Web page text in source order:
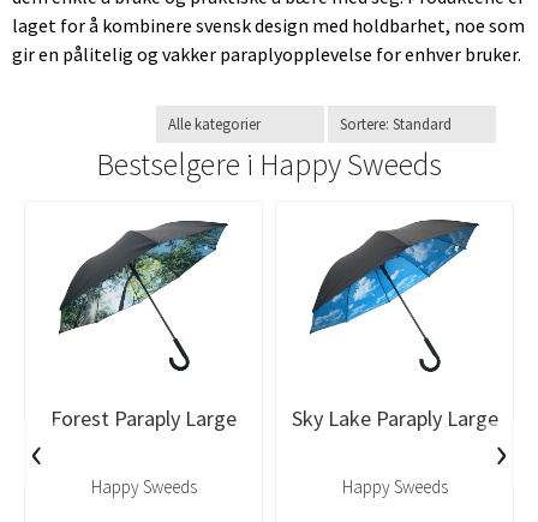
laget for å kombinere svensk design med holdbarhet, noe som
gir en pålitelig og vakker paraplyopplevelse for enhver bruker.
Bestselgere i Happy Sweeds
Forest Paraply Large
Happy Sweeds
Sky Lake Paraply Large
Happy Sweeds
‹ ›